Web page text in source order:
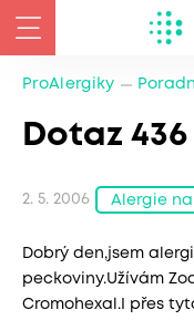
ProAlergiky
Dotaz 436
2. 5. 2006 Alergie na
Dobrý den,jsem
peckoviny.Užívám
Cromohexal.I přes